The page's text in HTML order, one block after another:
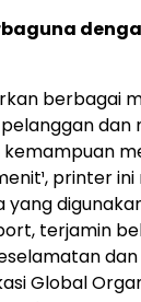
berbagai
dan
kemampuan
printer
yang
terjamin
Global